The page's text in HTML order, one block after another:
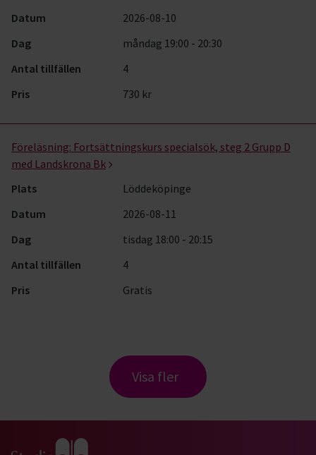
Datum
2026-08-10
Dag
måndag 19:00 - 20:30
Antal tillfällen
4
Pris
730 kr
Föreläsning: Fortsättningskurs specialsök, steg 2 Grupp D
med Landskrona Bk
Plats
Löddeköpinge
Datum
2026-08-11
Dag
tisdag 18:00 - 20:15
Antal tillfällen
4
Pris
Gratis
Visa fler
Gå till studiefrämjandets startsida